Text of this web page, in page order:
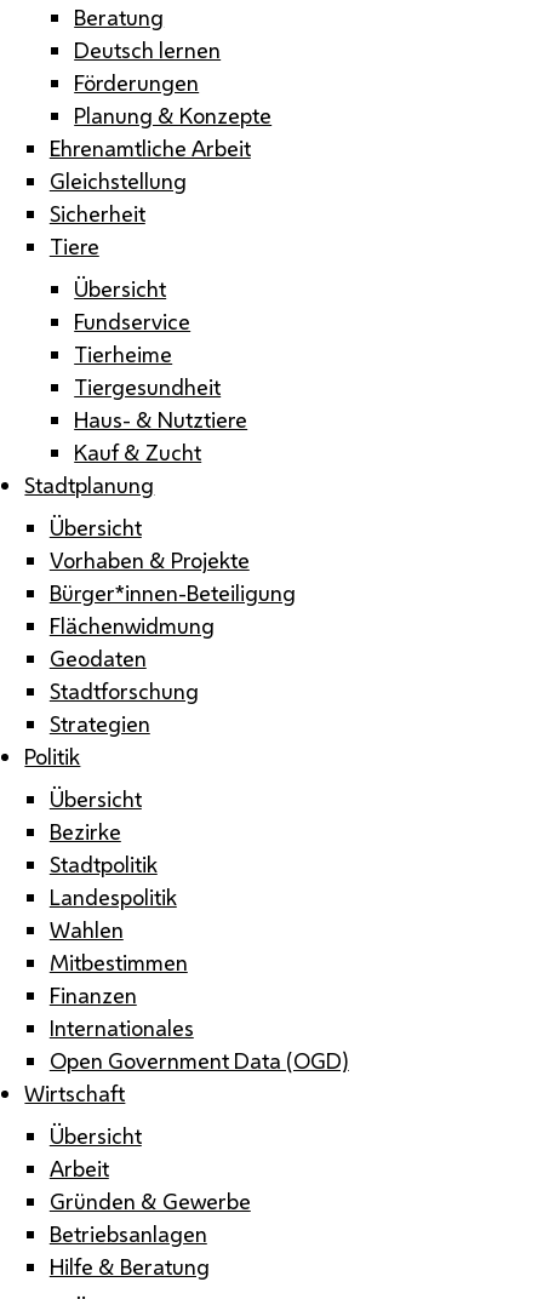
Beratung
Deutsch lernen
Förderungen
Planung & Konzepte
Ehrenamtliche Arbeit
Gleichstellung
Sicherheit
Tiere
Übersicht
Fundservice
Tierheime
Tiergesundheit
Haus- & Nutztiere
Kauf & Zucht
Stadtplanung
Übersicht
Vorhaben & Projekte
Bürger*innen-Beteiligung
Flächenwidmung
Geodaten
Stadtforschung
Strategien
Politik
Übersicht
Bezirke
Stadtpolitik
Landespolitik
Wahlen
Mitbestimmen
Finanzen
Internationales
Open Government Data (OGD)
Wirtschaft
Übersicht
Arbeit
Gründen & Gewerbe
Betriebsanlagen
Hilfe & Beratung